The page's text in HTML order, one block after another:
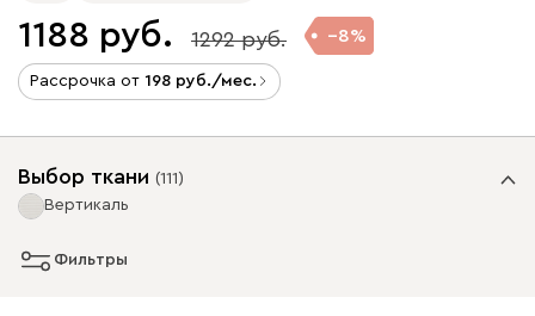
1188 1292 8
Рассрочка от 198 /мес.
Выбор ткани (111)
Вертикаль
Фильтры